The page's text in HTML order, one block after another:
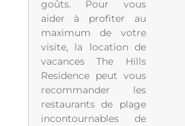
goûts. Pour vous
aider à profiter au
maximum de votre
visite, la location de
vacances The Hills
Residence peut vous
recommander les
restaurants de plage
incontournables de